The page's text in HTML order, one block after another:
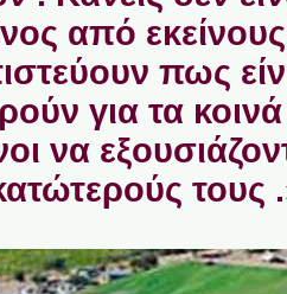
από
πως
για τα κοινά
να
τους